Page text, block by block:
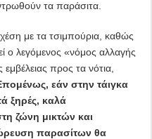
τα παράσιτα.
με τα τσιμπούρια, καθώς
ο λεγόμενος «νόμος αλλαγής
προς τα νότια,
εάν στην τάιγκα
ξηρές, καλά
ζώνη μικτών και
παρασίτων θα